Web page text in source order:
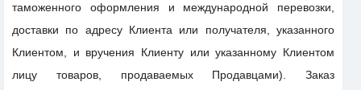
таможенного оформления и международной перевозки,
доставки по адресу Клиента или получателя, указанного
Клиентом, и вручения Клиенту или указанному Клиентом
лицу товаров, продаваемых Продавцами). Заказ